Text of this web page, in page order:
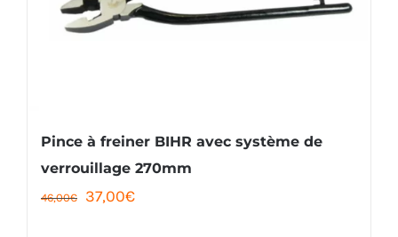
Pince à freiner BIHR avec système de
verrouillage 270mm
46,00 €
Le
37,00€Le